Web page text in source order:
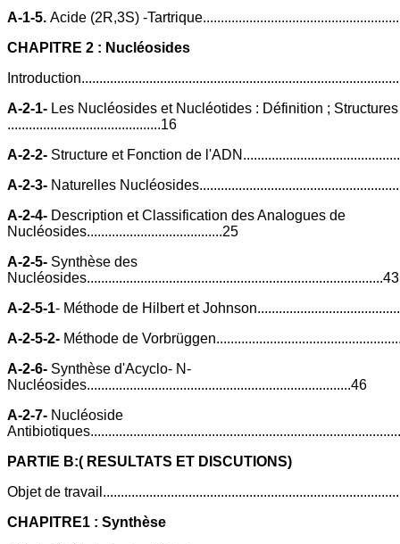
A-1-5. Acide (2R,3S) -
CHAPITRE 2 : Nucléosides
A-2-1- Les Nucléosides et Nucléotides : Définition ; Structures
...........................................16
A-2-2- Structure et Fonction de
A-2-3- Naturelles
A-2-4- Description et Classification des Analogues de
Nucléosides......................................25
A-2-5- Synthèse des
Nucléosides...................................................................................43
A-2-5-1- Méthode de Hilbert et
A-2-5-2- Méthode de
A-2-6- Synthèse d'Acyclo- N-
Nucléosides..........................................................................46
A-2-7- Nucléoside
PARTIE B:( RESULTATS ET DISCUTIONS)
Objet de
CHAPITRE1 : Synthèse